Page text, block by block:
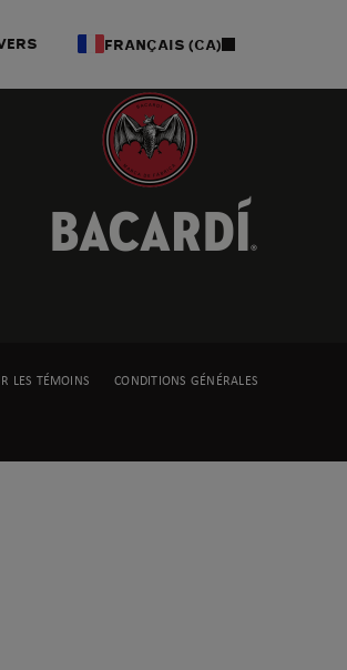
FRANÇAIS (CA)
LES TÉMOINS CONDITIONS GÉNÉRALES